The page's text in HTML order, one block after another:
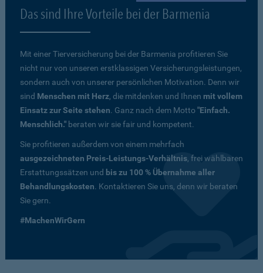
Das sind Ihre Vorteile bei der Barmenia
Mit einer Tierversicherung bei der Barmenia profitieren Sie
nicht nur von unseren erstklassigen Versicherungsleistungen,
sondern auch von unserer persönlichen Motivation. Denn wir
sind Menschen mit Herz, die mitdenken und Ihnen mit vollem
Einsatz zur Seite stehen. Ganz nach dem Motto"Einfach.
Menschlich." beraten wir sie fair und kompetent.
Sie profitieren außerdem von einem mehrfach
ausgezeichneten Preis-Leistungs-Verhältnis, frei wählbaren
Erstattungssätzen und bis zu 100 % Übernahme aller
Behandlungskosten. Kontaktieren Sie uns, denn wir beraten
Sie gern.
#MachenWirGern